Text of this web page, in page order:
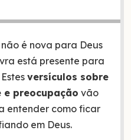
é nova para Deus
está presente para
versículos sobre
e preocupação vão
entender como ficar
em Deus.